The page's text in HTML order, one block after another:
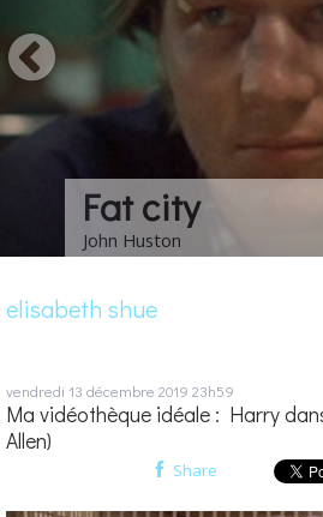
Les choses de
Claude Sautet
elisabeth shue
vendredi 13 décembre 2019 23h59
Ma vidéothèque idéale : Harry
Allen)
Share